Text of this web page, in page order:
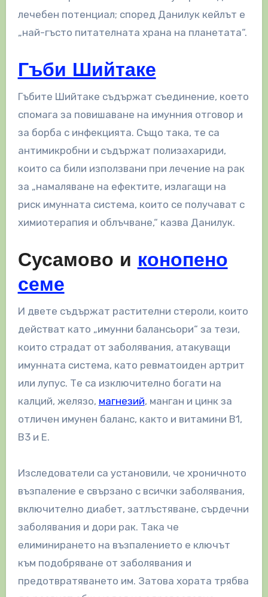
лечебен потенциал; според Данилук кейлът е
„най-гъсто питателната храна на планетата“.
Гъби Шийтаке
Гъбите Шийтаке съдържат съединение, което
спомага за повишаване на имунния отговор и
за борба с инфекцията. Също така, те са
антимикробни и съдържат полизахариди,
които са били използвани при лечение на рак
за „намаляване на ефектите, излагащи на
риск имунната система, които се получават с
химиотерапия и облъчване,“ казва Данилук.
Сусамово и конопено
семе
И двете съдържат растителни стероли, които
действат като „имунни балансьори“ за тези,
които страдат от заболявания, атакуващи
имунната система, като ревматоиден артрит
или лупус. Те са изключително богати на
калций, желязо, магнезий, манган и цинк за
отличен имунен баланс, както и витамини B1,
B3 и E.
Изследователи са установили, че хроничното
възпаление е свързано с всички заболявания,
включително диабет, затлъстяване, сърдечни
заболявания и дори рак. Така че
елиминирането на възпалението е ключът
към подобряване от заболявания и
предотвратяването им. Затова хората трябва